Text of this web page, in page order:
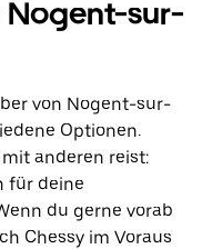
Nogent-sur-
von Nogent-sur-
Optionen.
anderen reist:
für deine
du gerne vorab
Chessy im Voraus